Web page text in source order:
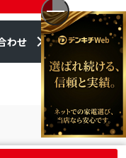
わせ
電子証明書を使用して